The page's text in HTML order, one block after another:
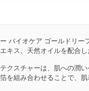
バイオケア ゴールドリー
キス、天然オイルを配合
クスチャーは、肌への潤
を組み合わせることで、